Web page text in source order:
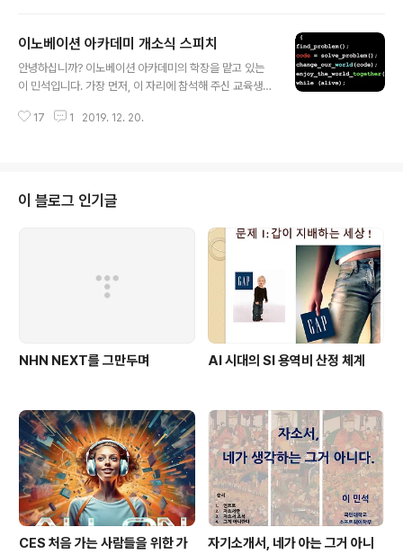
이다. 지금 개발자 구하기 위해 하고 있는 방법을 들어보면,
내가 봐도 잘 안 구해질 것 같다. 1. 대표가 주변에 개발자
구한다고 수소문함. 2. 헤드헌터 (서치펌)를 통할까 고민해
반응이 없음. 4. 대학에서 인턴을 추천 받아 일을 시켜봤으
이노베이션 아카데미 개소식 스피치
안녕하십니까? 이노베이션 아카데미의 학장을 맡고 있는
이 민석입니다. 가장 먼저, 이 자리에 참석해 주신 교육생
들 환영합니다. 그리고 오늘까지 준비하느라 밤낮없이 애
할 수 있을까에 대한 호기심과 새로운 기술에 대한 두근거
림이 있었습니다. 그때 역시 세상은 빠르게 변하고 있었지
만, 소프트웨어 기술에 접근할 수 있는 사람은 거의 없어서,
운이 좋게도 당시 제게 많은 기회가 있었습니다. 교과서와
가 컴퓨터, 소프트웨어..
17 1 2019. 12. 20.
이 블로그 인기글
NHN NEXT를 그만두며 AI 시대의 SI 용역비 산정 체계
CES 처음 가는 사람들을 위한 가
자기소개서, 네가 아는 그거 아니